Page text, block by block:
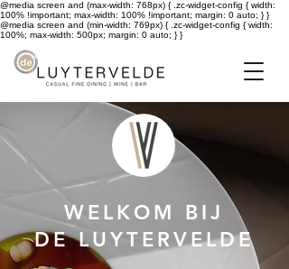
@media screen and (max-width: 768px) { .zc-widget-config { width:
100% !important; max-width: 100% !important; margin: 0 auto; } }
@media screen and (min-width: 769px) { .zc-widget-config { width:
100%; max-width: 500px; margin: 0 auto; } }
WELKOM BIJ
DE LUYTERVELDE